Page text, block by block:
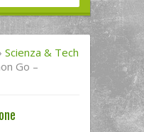
Scienza & Tech
Go –